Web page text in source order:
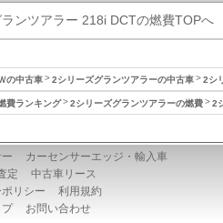
ンツアラー 218i DCTの燃費TOPへ
の中古車 2シリーズグランツアラーの中古車 2シ
費ランキング 2シリーズグランツアラーの燃費 2
カーセンサーエッジ・輸入車
定
中古車リース
リシー
利用規約
お問い合わせ